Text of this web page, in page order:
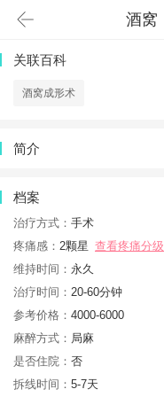
酒窝
关联百科
酒窝成形术
简介
档案
治疗方式： 手术
疼痛感： 2颗星 查看疼痛分级
维持时间： 永久
治疗时间： 20-60分钟
参考价格： 4000-6000
麻醉方式： 局麻
是否住院： 否
拆线时间： 5-7天